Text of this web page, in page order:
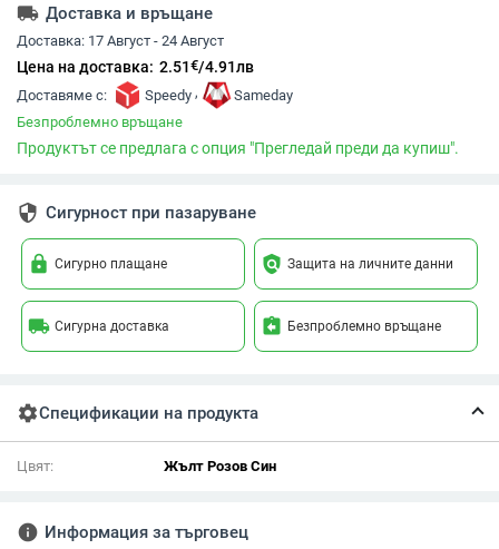
local_shipping Доставка и връщане
Доставка: 17 Август - 24 Август
Цена на доставка: 2.51€/4.91лв
Доставяме с: Speedy ,
Sameday
Безпроблемно връщане
Продуктът се предлага с опция "Прегледай преди да купиш".
security Сигурност при пазаруване
lock Сигурно плащане policy Защита на личните данни
local_shipping Сигурна доставка assignment_return Безпроблемно връщане
settingsСпецификации на продукта
Цвят: Жълт Розов Син
info Информация за търговец